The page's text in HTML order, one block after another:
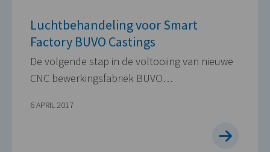
Luchtbehandeling voor Smart
Factory BUVO Castings
De volgende stap in de voltooiing van nieuwe
CNC bewerkingsfabriek BUVO…
6 APRIL 2017